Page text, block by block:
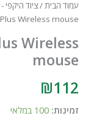
עמוד הבית/ציוד היקפי -
Wireless mouse
Wireless
mouse
₪112
זמינות: 100 במלאי